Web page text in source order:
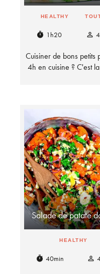
HEALTHY
timer 1h20 person_outline 4
Cuisiner de bons petits
4h en cuisine ? C'est
Salade de patate
HEALTHY
timer 40min person_outline